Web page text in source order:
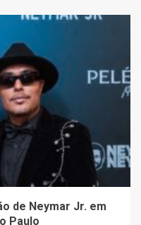
de Neymar Jr. em
Paulo